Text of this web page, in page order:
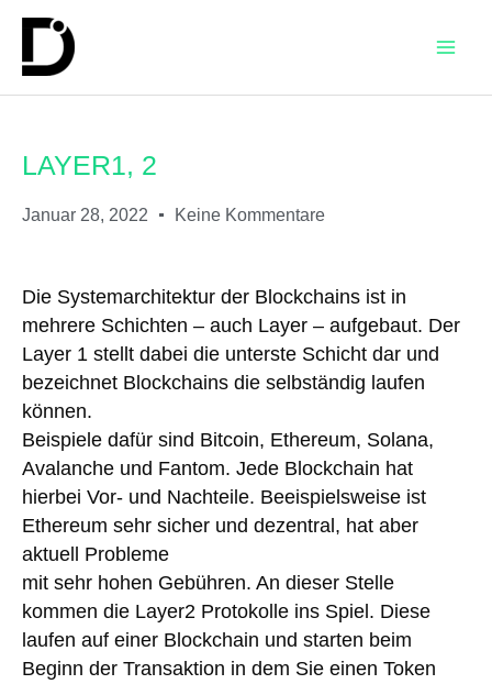
LAYER1, 2
Januar 28, 2022 Keine Kommentare
Die Systemarchitektur der Blockchains ist in
mehrere Schichten – auch Layer – aufgebaut. Der
Layer 1 stellt dabei die unterste Schicht dar und
bezeichnet Blockchains die selbständig laufen
können.
Beispiele dafür sind Bitcoin, Ethereum, Solana,
Avalanche und Fantom. Jede Blockchain hat
hierbei Vor- und Nachteile. Beeispielsweise ist
Ethereum sehr sicher und dezentral, hat aber
aktuell Probleme
mit sehr hohen Gebühren. An dieser Stelle
kommen die Layer2 Protokolle ins Spiel. Diese
laufen auf einer Blockchain und starten beim
Beginn der Transaktion in dem Sie einen Token